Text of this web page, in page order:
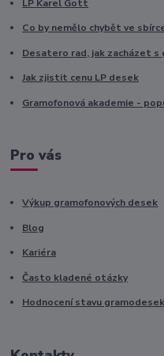
LP Karel Gott
Co by nemělo chybět ve
Desatero rad, jak zacházet s
Jak zjistit cenu LP desek
Gramofonová akademie -
Pro vás
Výkup gramofonových desek
Blog
Kariéra
Často kladené otázky
Hodnocení stavu gramodesek